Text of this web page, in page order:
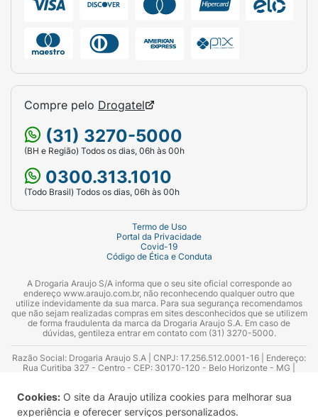
Cookies: O site da Araujo utiliza cookies para melhorar sua
experiência e oferecer serviços personalizados.
Compre pelo Drogatel
(31) 3270-5000
(BH e Região) Todos os dias, 06h às 00h
0300.313.1010
(Todo Brasil) Todos os dias, 06h às 00h
Termo de Uso
Portal da Privacidade
Covid-19
Código de Ética e Conduta
A Drogaria Araujo S/A informa que o seu site oficial corresponde ao
endereço www.araujo.com.br, não reconhecendo qualquer outro que
utilize indevidamente da sua marca. Para sua segurança recomendamos
que não sejam realizadas compras em sites desconhecidos que se utilizem
de forma fraudulenta da marca da Drogaria Araujo S.A. Em caso de
dúvidas, gentileza entrar em contato com (31) 3270-5000.
Razão Social: Drogaria Araujo S.A | CNPJ: 17.256.512.0001-16 | Endereço:
Rua Curitiba 327 - Centro - CEP: 30170-120 - Belo Horizonte - MG |
Azevedo Guimarães – CRF 10.965 | Yasmin Silva Alvarenga – CRF 52.584 -
Consultor substituto: Thiago Aguiar Pinheiro - CRF Nº 13.748. Alvará